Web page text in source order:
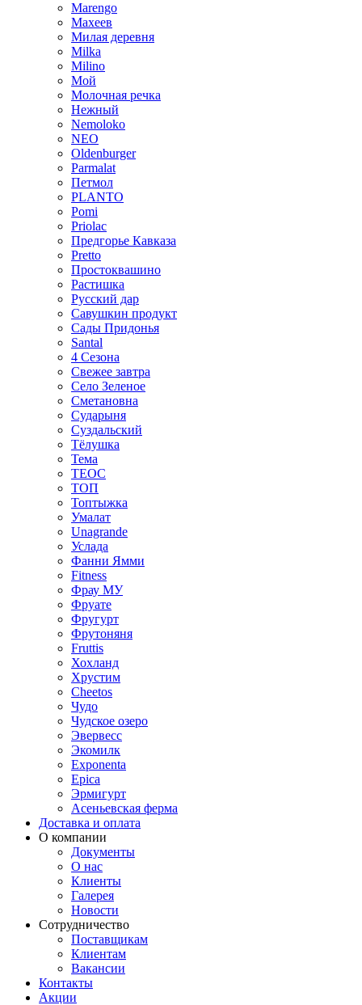
Marengo
Махеев
Милая деревня
Milka
Milino
Мой
Молочная речка
Нежный
Nemoloko
NEO
Oldenburger
Parmalat
Петмол
PLANTO
Pomi
Priolac
Предгорье Кавказа
Pretto
Простоквашино
Растишка
Русский дар
Савушкин продукт
Сады Придонья
Santal
4 Сезона
Свежее завтра
Село Зеленое
Сметановна
Сударыня
Суздальский
Тёлушка
Тема
ТЕОС
ТОП
Топтыжка
Умалат
Unagrande
Услада
Фанни Ямми
Fitness
Фрау МУ
Фруате
Фругурт
Фрутоняня
Fruttis
Хохланд
Хрустим
Cheetos
Чудо
Чудское озеро
Эвервесс
Экомилк
Exponenta
Epica
Эрмигурт
Асеньевская ферма
Доставка и оплата
О компании
Документы
О нас
Клиенты
Галерея
Новости
Сотрудничество
Поставщикам
Клиентам
Вакансии
Контакты
Акции